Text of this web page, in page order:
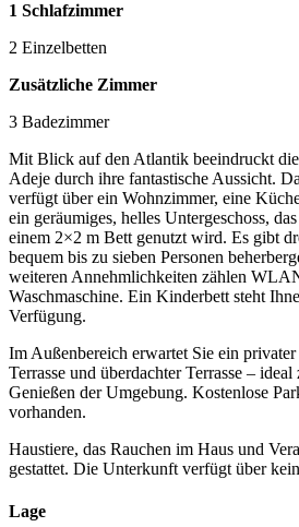
1 Schlafzimmer
2 Einzelbetten
Zusätzliche Zimmer
3 Badezimmer
Mit Blick auf den Atlantik beeindruckt
Adeje durch ihre fantastische Aussicht.
verfügt über ein Wohnzimmer, eine
ein geräumiges, helles Untergeschoss,
einem 2×2 m Bett genutzt wird. Es gibt
bequem bis zu sieben Personen
weiteren Annehmlichkeiten zählen
Waschmaschine. Ein Kinderbett steht
Verfügung.
Im Außenbereich erwartet Sie ein
Terrasse und überdachter Terrasse –
Genießen der Umgebung. Kostenlose
vorhanden.
Haustiere, das Rauchen im Haus und
gestattet. Die Unterkunft verfügt über
Lage